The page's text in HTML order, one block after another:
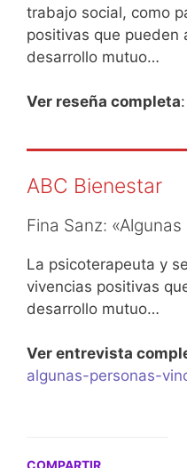
trabajo social, como
positivas que pueden
desarrollo mutuo…
Ver reseña completa:
ABC Bienestar
Fina Sanz:
La psicoterapeuta y
vivencias positivas
desarrollo mutuo…
Ver entrevista
algunas-personas-
COMPARTIR